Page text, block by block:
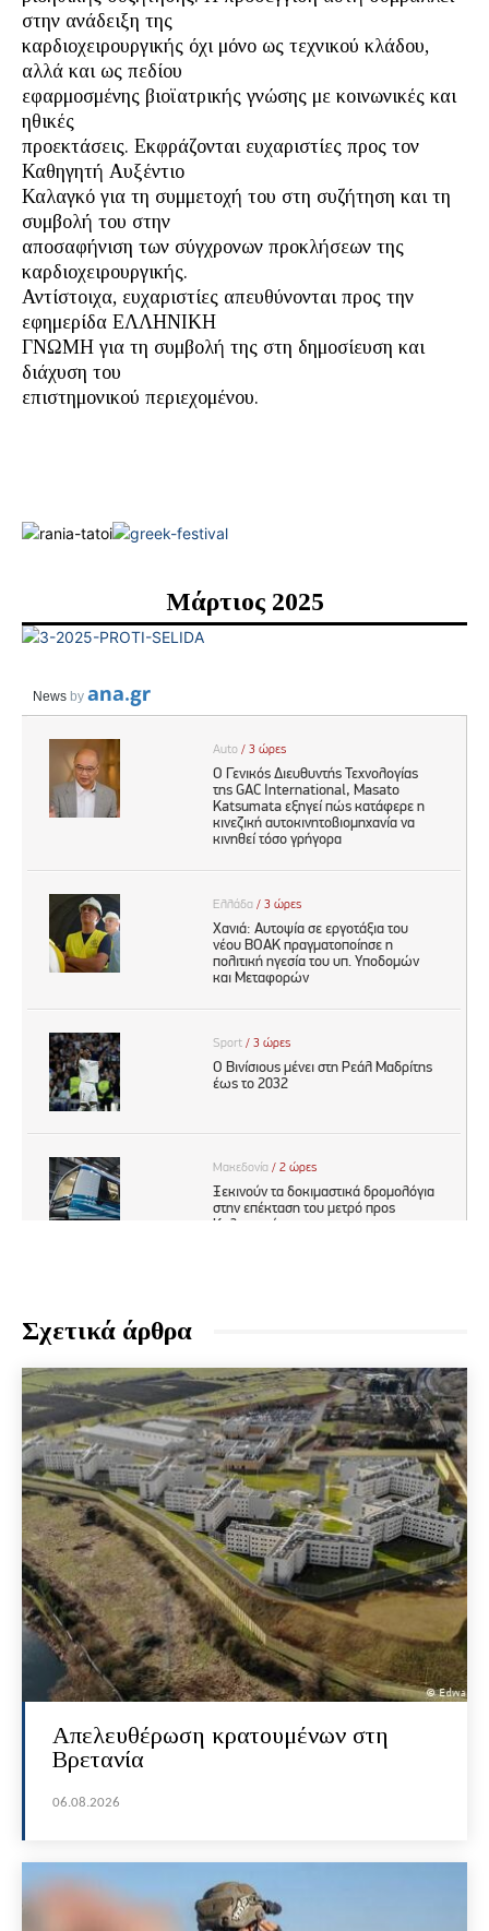
στην ανάδειξη της
καρδιοχειρουργικής όχι μόνο ως τεχνικού κλάδου,
αλλά και ως πεδίου
εφαρμοσμένης βιοϊατρικής γνώσης με κοινωνικές και
ηθικές
προεκτάσεις. Εκφράζονται ευχαριστίες προς τον
Καθηγητή Αυξέντιο
Καλαγκό για τη συμμετοχή του στη συζήτηση και τη
συμβολή του στην
αποσαφήνιση των σύγχρονων προκλήσεων της
καρδιοχειρουργικής.
Αντίστοιχα, ευχαριστίες απευθύνονται προς την
εφημερίδα ΕΛΛΗΝΙΚΗ
ΓΝΩΜΗ για τη συμβολή της στη δημοσίευση και
διάχυση του
επιστημονικού περιεχομένου.
Μάρτιος 2025
Σχετικά άρθρα
Απελευθέρωση κρατουμένων στη
Βρετανία
06.08.2026